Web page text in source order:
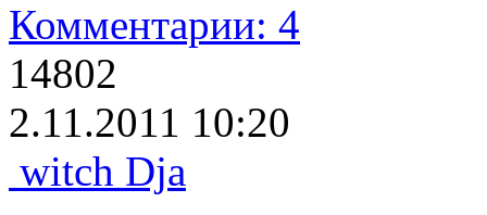
Комментарии: 4
14802
2.11.2011 10:20
witch Dja